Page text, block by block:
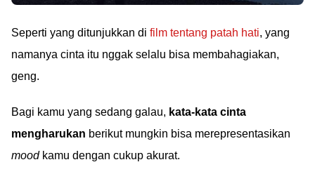
Seperti yang ditunjukkan di film tentang patah hati, yang
namanya cinta itu nggak selalu bisa membahagiakan,
geng.
Bagi kamu yang sedang galau, kata-kata cinta
mengharukan berikut mungkin bisa merepresentasikan
moodkamu dengan cukup akurat.